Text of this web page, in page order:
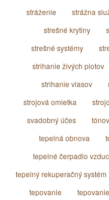
stráženie
strážna
strešné krytiny
strešné systémy
strihanie živých plotov
strihanie vlasov
strojová omietka
svadobný účes
tepelná obnova
tepelné čerpadlo
tepelný rekuperačný systém
tepovanie
tepovanie